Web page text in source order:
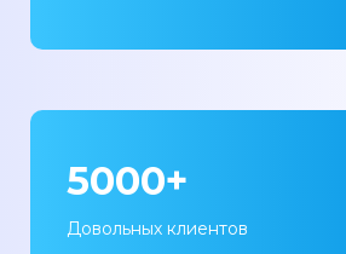
5000+
Довольных клиентов